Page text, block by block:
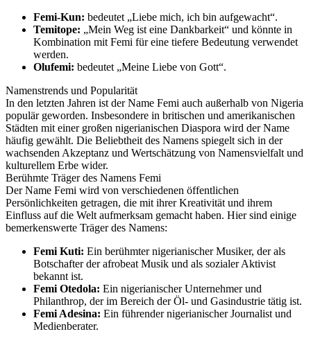
Femi-Kun: bedeutet „Liebe mich, ich bin aufgewacht“.
Temitope: „Mein Weg ist eine Dankbarkeit“ und könnte in
Kombination mit Femi für eine tiefere Bedeutung verwendet
werden.
Olufemi: bedeutet „Meine Liebe von Gott“.
Namenstrends und Popularität
In den letzten Jahren ist der Name Femi auch außerhalb von Nigeria
populär geworden. Insbesondere in britischen und amerikanischen
Städten mit einer großen nigerianischen Diaspora wird der Name
häufig gewählt. Die Beliebtheit des Namens spiegelt sich in der
wachsenden Akzeptanz und Wertschätzung von Namensvielfalt und
kulturellem Erbe wider.
Berühmte Träger des Namens Femi
Der Name Femi wird von verschiedenen öffentlichen
Persönlichkeiten getragen, die mit ihrer Kreativität und ihrem
Einfluss auf die Welt aufmerksam gemacht haben. Hier sind einige
bemerkenswerte Träger des Namens:
Femi Kuti: Ein berühmter nigerianischer Musiker, der als
Botschafter der afrobeat Musik und als sozialer Aktivist
bekannt ist.
Femi Otedola: Ein nigerianischer Unternehmer und
Philanthrop, der im Bereich der Öl- und Gasindustrie tätig ist.
Femi Adesina: Ein führender nigerianischer Journalist und
Medienberater.